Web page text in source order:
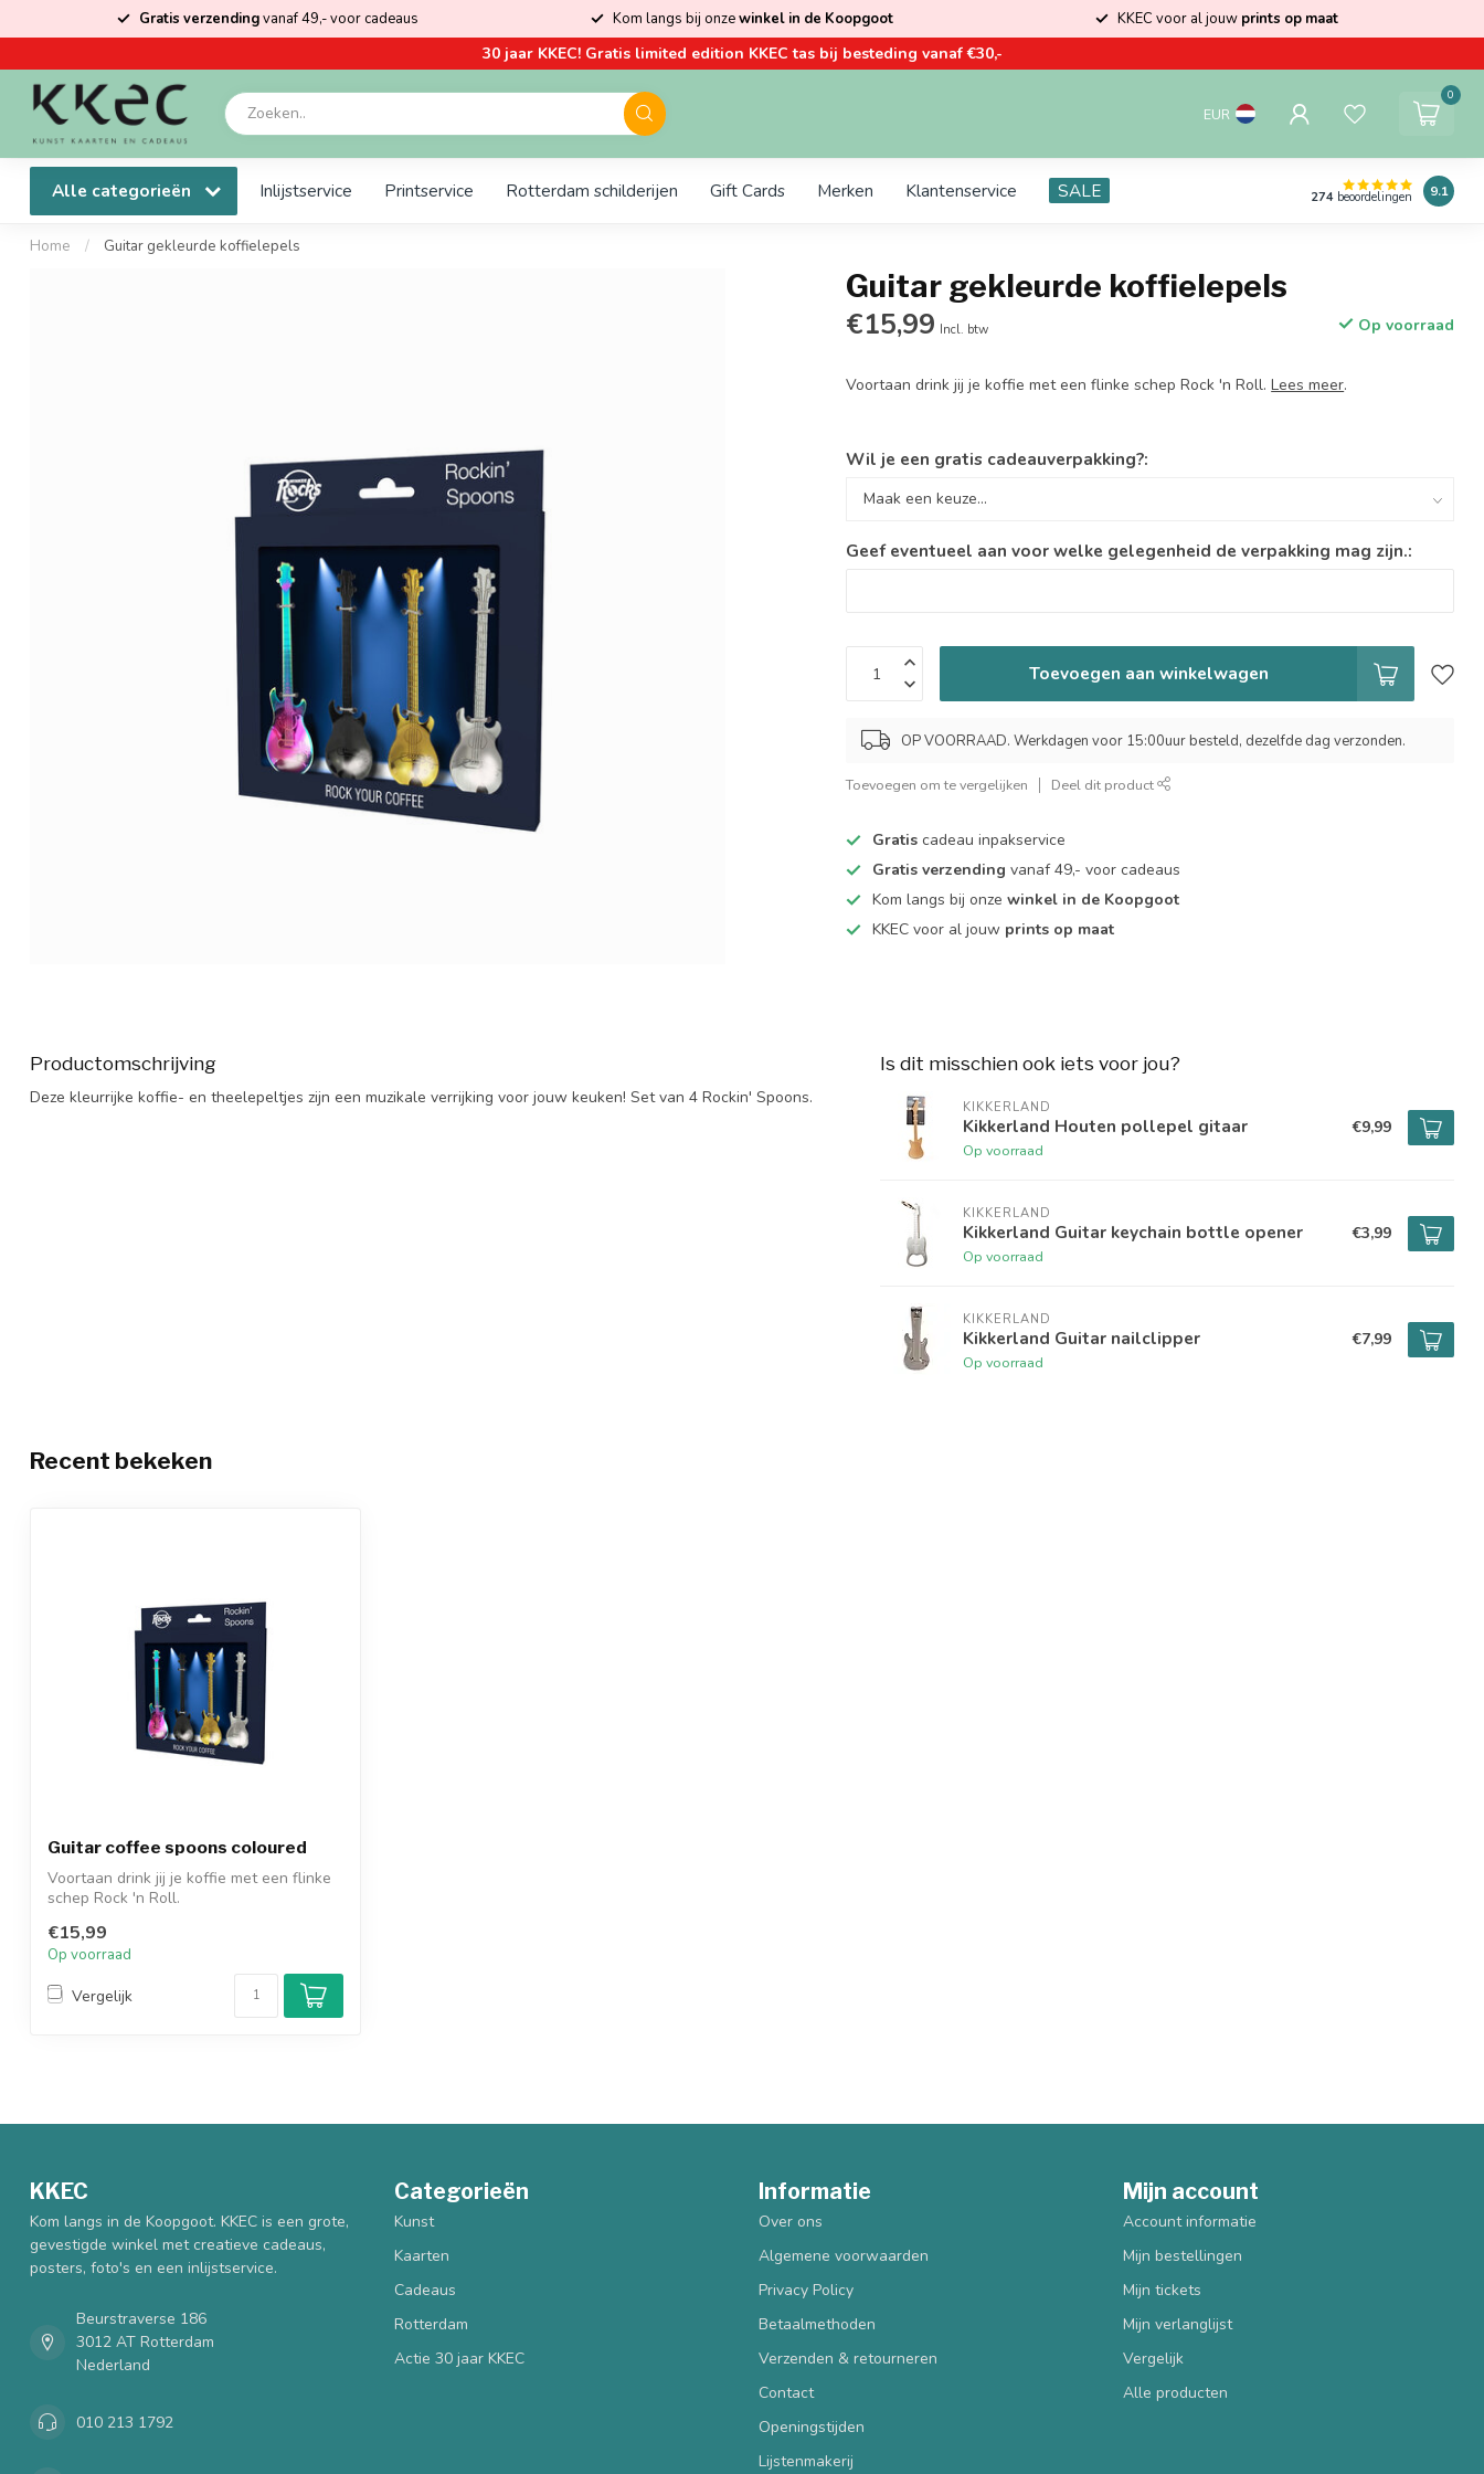
Gratis verzendingvanaf 49,- voor cadeaus Kom langs bij onzewinkel in de Koopgoot KKEC voor al jouw prints op maat
30 jaar KKEC! Gratis limited edition KKEC tas bij besteding vanaf €30,-
EUR
0
Alle categorieën Inlijstservice Printservice Rotterdam schilderijen Gift Cards Merken Klantenservice SALE 274 beoordelingen 9.1
Home / Guitar gekleurde koffielepels
Guitar gekleurde koffielepels
€15,99 Incl. btw Op voorraad
Voortaan drink jij je koffie met een flinke schep Rock 'n Roll.Lees meer.
Wil je een gratis cadeauverpakking?:
Geef eventueel aan voor welke gelegenheid de verpakking mag zijn.:
Toevoegen aan winkelwagen
OP VOORRAAD. Werkdagen voor 15:00uur besteld, dezelfde dag verzonden.
Toevoegen om te vergelijken Deel dit product
Gratis cadeau inpakservice
Gratis verzending vanaf 49,- voor cadeaus
Kom langs bij onzewinkel in de Koopgoot
KKEC voor al jouw prints op maat
Productomschrijving
Deze kleurrijke koffie- en theelepeltjes zijn een muzikale verrijking voor jouw keuken! Set van 4 Rockin' Spoons.
Is dit misschien ook iets voor jou?
KIKKERLAND
Kikkerland Houten pollepel gitaar
Op voorraad
€9,99
KIKKERLAND
Kikkerland Guitar keychain bottle opener
Op voorraad
€3,99
KIKKERLAND
Kikkerland Guitar nailclipper
Op voorraad
€7,99
Recent bekeken
Guitar coffee spoons coloured
Voortaan drink jij je koffie met een flinke
schep Rock 'n Roll.
€15,99
Op voorraad
Vergelijk
KKEC
Kom langs in de Koopgoot. KKEC is een grote,
gevestigde winkel met creatieve cadeaus,
posters, foto's en een inlijstservice.
Beurstraverse 186
3012 AT Rotterdam
Nederland
010 213 1792
Categorieën
Kunst
Kaarten
Cadeaus
Rotterdam
Actie 30 jaar KKEC
Informatie
Over ons
Algemene voorwaarden
Privacy Policy
Betaalmethoden
Verzenden & retourneren
Contact
Openingstijden
Lijstenmakerij
Mijn account
Account informatie
Mijn bestellingen
Mijn tickets
Mijn verlanglijst
Vergelijk
Alle producten